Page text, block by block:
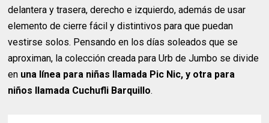
delantera y trasera, derecho e izquierdo, además de usar
elemento de cierre fácil y distintivos para que puedan
vestirse solos. Pensando en los días soleados que se
aproximan, la colección creada para Urb de Jumbo se divide
en una línea para niñas llamada Pic Nic, y otra para
niños llamada Cuchufli Barquillo.